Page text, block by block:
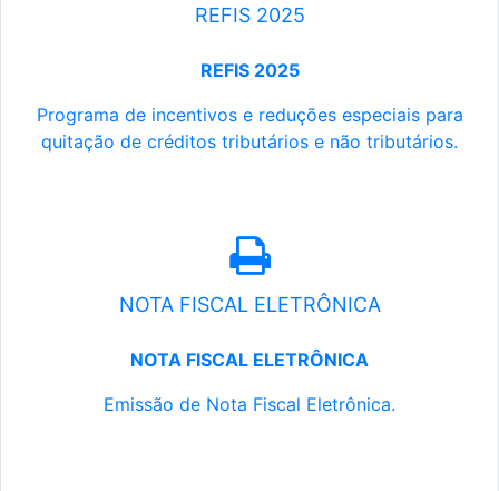
REFIS 2025
REFIS 2025
Programa de incentivos e reduções especiais para
quitação de créditos tributários e não tributários.
NOTA FISCAL ELETRÔNICA
NOTA FISCAL ELETRÔNICA
Emissão de Nota Fiscal Eletrônica.